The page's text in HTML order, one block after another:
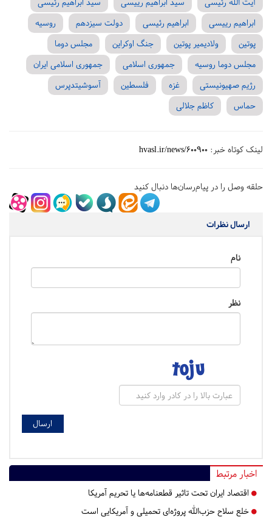
ابراهیم رییسی
ابراهیم رئیسی دولت سیزدهم
روسیه
پوتین
ولادیمیر پوتین جنگ اوکراین
مجلس دوما
مجلس دوما روسیه
جمهوری اسلامی
جمهوری اسلامی ایران
رژیم صهیونیستی
غزه فلسطین
آسوشیتدپرس
حماس
کاظم جلالی
لینک کوتاه خبر: hvasl.ir/news/600900
حلقه وصل را در پیام‌رسان‌ها دنبال کنید
ارسال نظرات
نام
نظر
اخبار مرتبط
اقتصاد ایران تحت تاثیر قطعنامه‌ها یا تحریم‌ آمریکا
خلع سلاح حزب‌الله پروژه‌ای تحمیلی و آمریکایی است